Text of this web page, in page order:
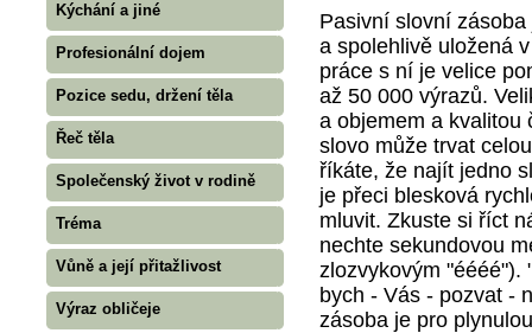
Kýchání a jiné
Profesionální dojem
Pozice sedu, držení těla
Řeč těla
Společenský život v rodině
Tréma
Vůně a její přitažlivost
Výraz obličeje
Pasivní slovní
a spolehlivě uložená
práce s ní je velice
až 50 000 výrazů.
a objemem a kvalitou
slovo může trvat
říkáte, že najít jedno
je přeci blesková
mluvit. Zkuste si říct
nechte sekundovou
zlozvykovým "éééé").
bych - Vás - pozvat -
zásoba je pro